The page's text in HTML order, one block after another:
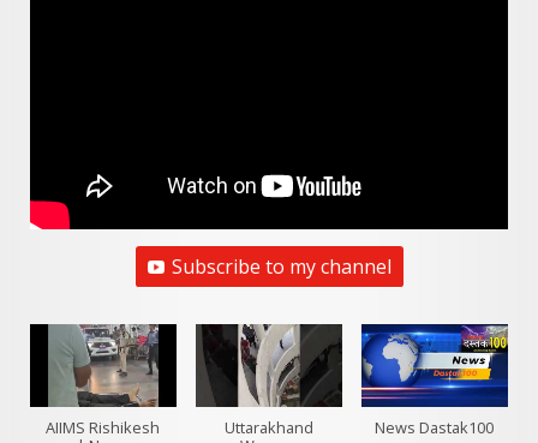
Subscribe to my channel
AIIMS Rishikesh
Uttarakhand
News Dastak100